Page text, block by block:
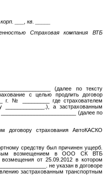
___, кв. _____
Страховая компания ВТБ
(далее по тексту
с целью продлить договор
г. № _________ где страхователем
_____________.), а застрахованным
(далее по
договору страхования АвтоКАСКО
средству был причинен ущерб.
возмещением в ООО СК ВТБ
от 25.09.2012 в котором
не указан в договоре
застрахованным транспортным